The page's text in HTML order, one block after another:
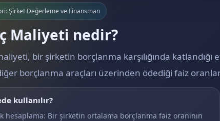
Şirket Değerleme ve Finansman
Maliyeti nedir?
bir şirketin borçlanma karşılığında
borçlanma araçları üzerinden ödediği faiz
kullanılır?
hesaplama: Bir şirketin ortalama borçlanma faiz oranının